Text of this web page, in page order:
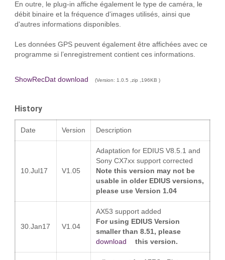
En outre, le plug-in affiche également le type de caméra, le
débit binaire et la fréquence d'images utilisés, ainsi que
d'autres informations disponibles.
Les données GPS peuvent également être affichées avec ce
programme si l’enregistrement contient ces informations.
ShowRecDat download (Version: 1.0.5 ,zip ,196KB )
History
Date Version Description
10.Jul17 V1.05
Adaptation for EDIUS V8.5.1 and
Sony CX7xx support corrected
Note this version may not be
usable in older EDIUS versions,
please use Version 1.04
30.Jan17 V1.04
AX53 support added
For using EDIUS Version
smaller than 8.51, please
download
this version.